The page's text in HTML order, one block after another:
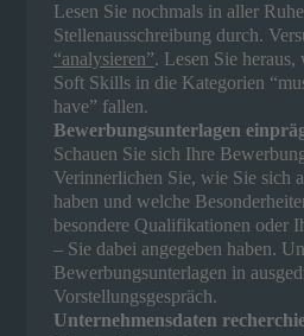
Lesen Sie nochmals in aller
Stellenausschreibung durch.
“analysieren”. Lesen Sie
Soft Skills in die Kategorien
have” fallen.
Bewerbungsunterlagen
Schauen Sie sich Ihre
Verinnerlichen Sie, wie Sie sich
haben und welche
besondere Qualifikationen oder
– Sie dabei angegeben haben.
Bewerbungsunterlagen in
Vorstellungsgespräch.
Unternehmensdaten